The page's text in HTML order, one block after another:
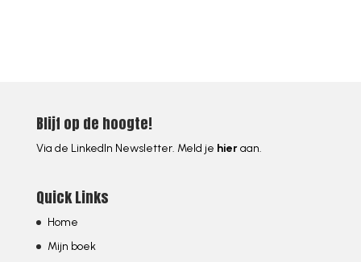
Blijf op de hoogte!
Via de LinkedIn Newsletter. Meld je hieraan.
Quick Links
Home
Mijn boek